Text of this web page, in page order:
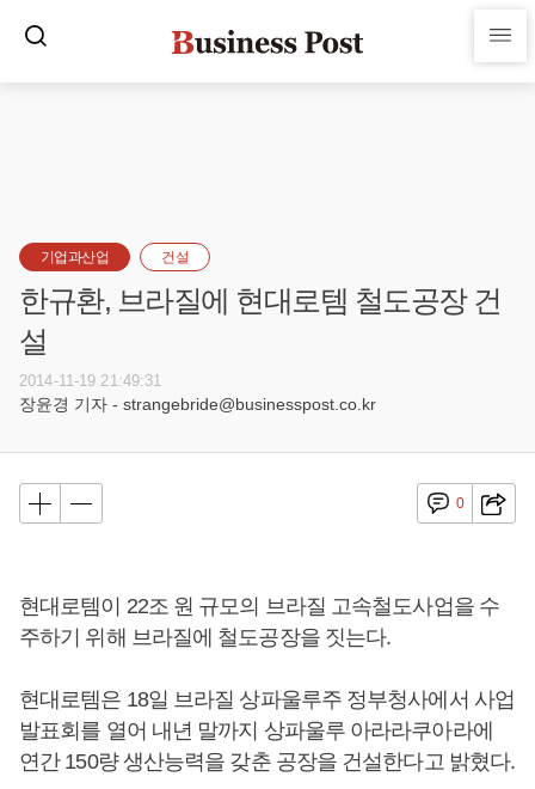
기업과산업 건설
한규환, 브라질에 현대로템 철도공장 건
설
2014-11-19 21:49:31
장윤경 기자 - strangebride@businesspost.co.kr
0
현대로템이 22조 원 규모의 브라질 고속철도사업을 수
주하기 위해 브라질에 철도공장을 짓는다.
현대로템은 18일 브라질 상파울루주 정부청사에서 사업
발표회를 열어 내년 말까지 상파울루 아라라쿠아라에
연간 150량 생산능력을 갖춘 공장을 건설한다고 밝혔다.